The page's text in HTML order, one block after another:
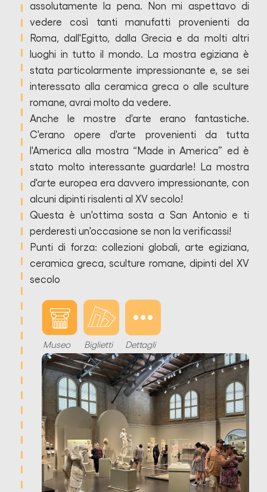
assolutamente la pena. Non mi aspettavo di
vedere così tanti manufatti provenienti da
Roma, dall'Egitto, dalla Grecia e da molti altri
luoghi in tutto il mondo. La mostra egiziana è
stata particolarmente impressionante e, se sei
interessato alla ceramica greca o alle sculture
romane, avrai molto da vedere.
Anche le mostre d'arte erano fantastiche.
C'erano opere d'arte provenienti da tutta
l'America alla mostra “Made in America” ed è
stato molto interessante guardarle! La mostra
d'arte europea era davvero impressionante, con
alcuni dipinti risalenti al XV secolo!
Questa è un'ottima sosta a San Antonio e ti
perderesti un'occasione se non la verificassi!
Punti di forza: collezioni globali, arte egiziana,
ceramica greca, sculture romane, dipinti del XV
secolo
Museo Biglietti Dettagli